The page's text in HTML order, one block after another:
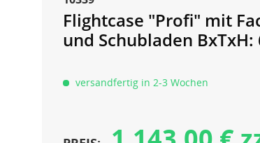
Flightcase "Profi" mit
und Schubladen
versandfertig in 2-3 Wochen